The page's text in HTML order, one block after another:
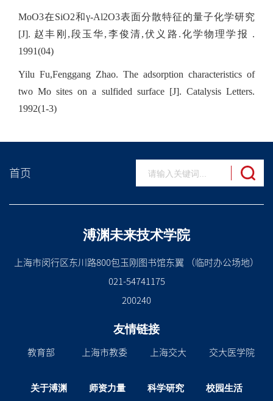
MoO3在SiO2和γ-Al2O3表面分散特征的量子化学研究
[J]. 赵丰刚,段玉华,李俊清,伏义路.化学物理学报 .
1991(04)
Yilu Fu,Fenggang Zhao. The adsorption characteristics of
two Mo sites on a sulfided surface [J]. Catalysis Letters.
1992(1-3)
首页
溥渊未来技术学院
上海市闵行区东川路800包玉刚图书馆东翼 （临时办公场地）
021-54741175
200240
友情链接
教育部 上海市教委 上海交大 交大医学院
关于溥渊 师资力量 科学研究 校园生活